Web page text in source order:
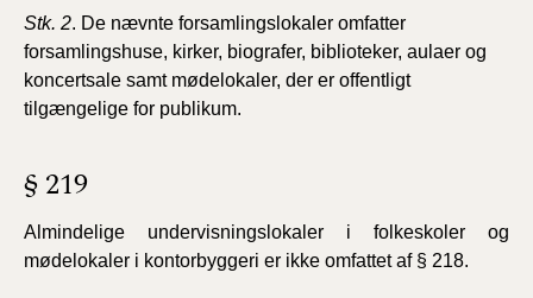
Stk. 2. De nævnte forsamlingslokaler omfatter
forsamlingshuse, kirker, biografer, biblioteker, aulaer og
koncertsale samt mødelokaler, der er offentligt
tilgængelige for publikum.
§ 219
Almindelige undervisningslokaler i folkeskoler og
mødelokaler i kontorbyggeri er ikke omfattet af § 218.